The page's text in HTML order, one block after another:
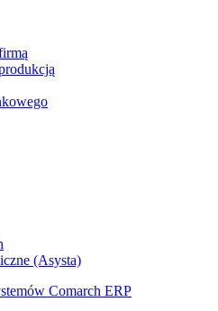
(Asysta)
Comarch ERP